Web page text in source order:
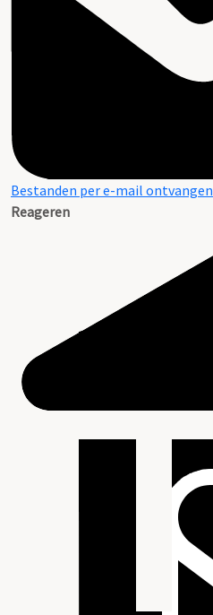
Bestanden per e-mail ontvangen
Reageren